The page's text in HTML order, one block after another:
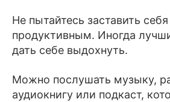
Не пытайтесь заставить
продуктивным. Иногда
дать себе выдохнуть.
Можно послушать музыку,
аудиокнигу или подкаст,